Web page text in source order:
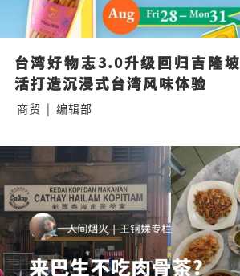
台湾好物志3.0升级回归吉隆
活打造沉浸式台湾风味体验
商贸 | 编辑部